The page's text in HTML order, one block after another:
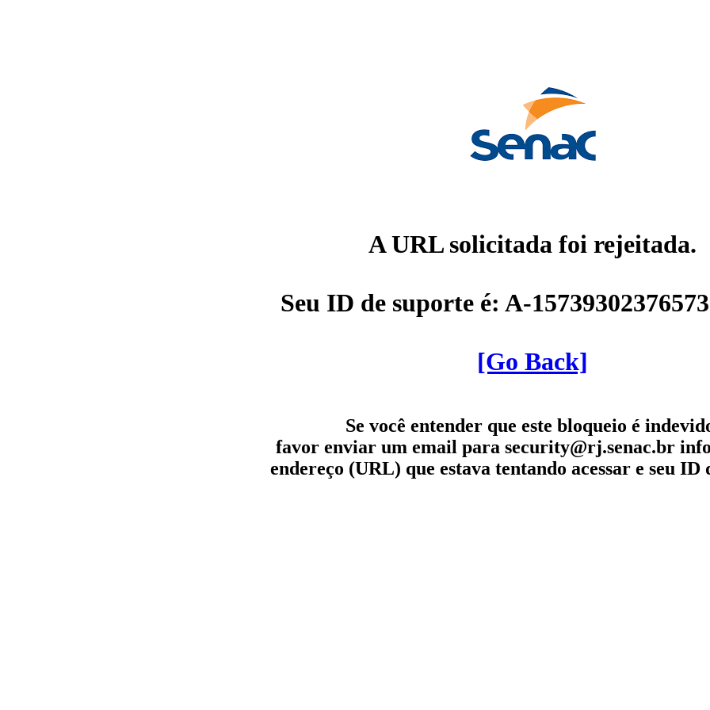
A URL solicitada foi rejeitada.
Seu ID de suporte é: A-
[Go Back]
Se você entender que este bloqueio é
favor enviar um email para security@rj.senac.br
endereço (URL) que estava tentando acessar e seu ID